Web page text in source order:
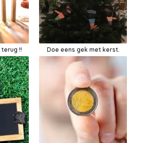
!! Doe eens gek met kerst.